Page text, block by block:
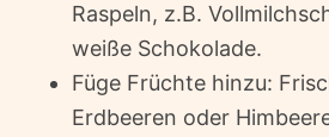
Raspeln, z.B.
weiße Schokolade.
Füge Früchte hinzu:
Erdbeeren oder